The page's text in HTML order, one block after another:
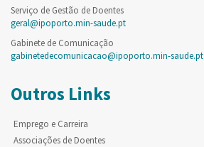
Serviço de Gestão de Doentes
geral@ipoporto.min-saude.pt
Gabinete de Comunicação
gabinetedecomunicacao@ipoporto.min-saude.pt
Outros Links
Emprego e Carreira
Associações de Doentes